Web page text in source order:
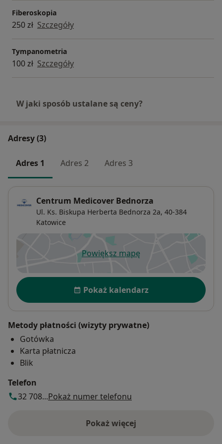
Fiberoskopia
250 zł Szczegóły
Tympanometria
100 zł Szczegóły
W jaki sposób ustalane są ceny?
Adresy (3)
Adres 1 Adres 2 Adres 3
Centrum Medicover Bednorza
Ul. Ks. Biskupa Herberta Bednorza 2a, 40-384
Katowice
Powiększ mapęotwiera się w nowej karcie
Dostępność
Pokaż kalendarz
Metody płatności (wizyty prywatne)
Gotówka
Karta płatnicza
Blik
Telefon
32 708...Pokaż numer telefonu
Pokaż więcej
o adresie